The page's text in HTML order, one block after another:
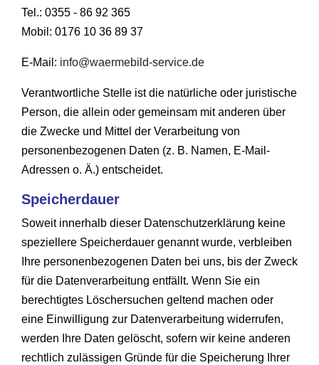
Tel.: 0355 - 86 92 365
Mobil: 0176 10 36 89 37
E-Mail: info@waermebild-service.de
Verantwortliche Stelle ist die natürliche oder juristische
Person, die allein oder gemeinsam mit anderen über
die Zwecke und Mittel der Verarbeitung von
personenbezogenen Daten (z. B. Namen, E-Mail-
Adressen o. Ä.) entscheidet.
Speicherdauer
Soweit innerhalb dieser Datenschutzerklärung keine
speziellere Speicherdauer genannt wurde, verbleiben
Ihre personenbezogenen Daten bei uns, bis der Zweck
für die Datenverarbeitung entfällt. Wenn Sie ein
berechtigtes Löschersuchen geltend machen oder
eine Einwilligung zur Datenverarbeitung widerrufen,
werden Ihre Daten gelöscht, sofern wir keine anderen
rechtlich zulässigen Gründe für die Speicherung Ihrer